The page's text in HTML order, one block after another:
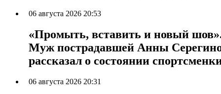
06 августа 2026 20:53
«Промыть, вставить и новый
Муж пострадавшей Анны
рассказал о состоянии
06 августа 2026 20:31